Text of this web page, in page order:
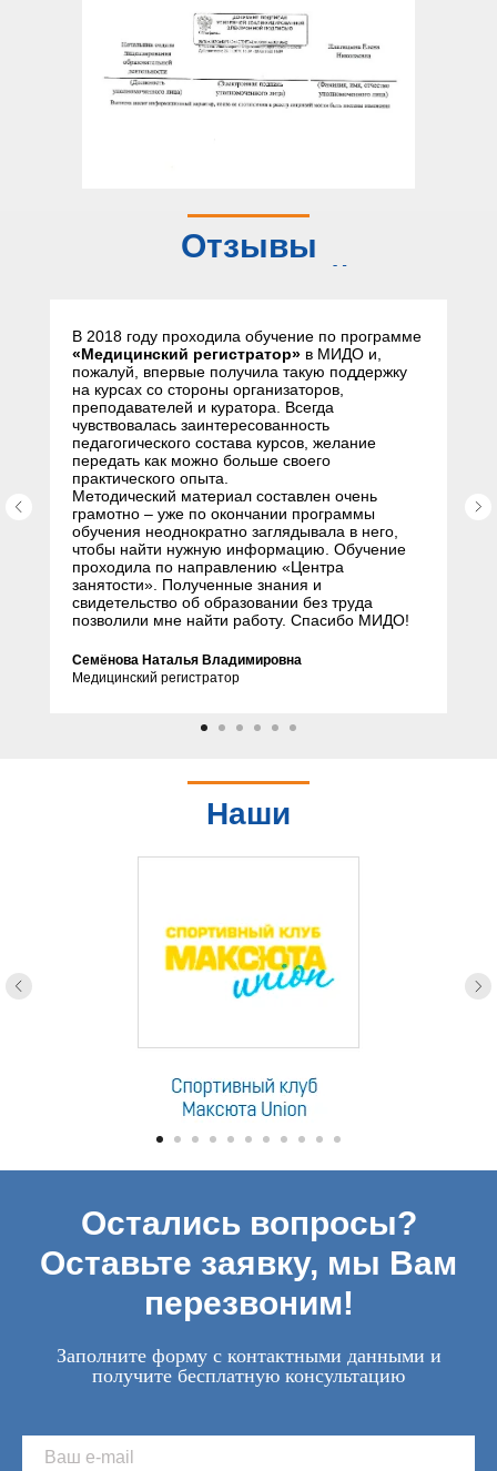
Отзывы
слушателей
В 2018 году проходила обучение по программе
«Медицинский регистратор» в МИДО и,
пожалуй, впервые получила такую поддержку
на курсах со стороны организаторов,
преподавателей и куратора. Всегда
чувствовалась заинтересованность
педагогического состава курсов, желание
передать как можно больше своего
практического опыта.
Методический материал составлен очень
грамотно – уже по окончании программы
обучения неоднократно заглядывала в него,
чтобы найти нужную информацию. Обучение
проходила по направлению «Центра
занятости». Полученные знания и
свидетельство об образовании без труда
позволили мне найти работу. Спасибо МИДО!
Семёнова Наталья Владимировна
Медицинский регистратор
Наши
Остались вопросы?
Оставьте заявку, мы Вам
перезвоним!
Заполните форму с контактными данными и
получите бесплатную консультацию